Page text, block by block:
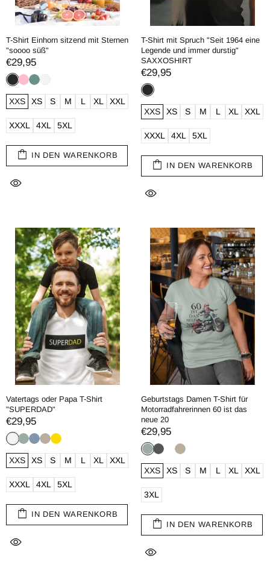
T-Shirt Einhorn sitzend mit Sternen
"soooo süß"
€29,95
XXS XS S M L XL XXL
XXXL 4XL 5XL
IN DEN WARENKORB
T-Shirt mit Spruch "Seit 1964 eine
Legende und immer durstig"
SAXXOSHIRT
€29,95
XXS XS S M L XL XXL
XXXL 4XL 5XL
IN DEN WARENKORB
Vatertags oder Papa T-Shirt
"SUPERDAD"
€29,95
XXS XS S M L XL XXL
XXXL 4XL 5XL
IN DEN WARENKORB
Geburtstags Damen T-Shirt für
Motorradfahrerinnen 60 ist das
neue 20
€29,95
XXS XS S M L XL XXL
3XL
IN DEN WARENKORB